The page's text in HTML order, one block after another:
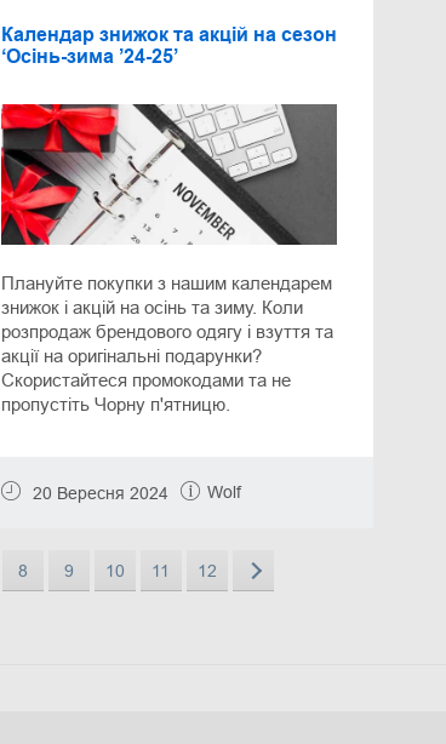
Календар знижок та акцій на сезон
‘Осінь-зима ’24-25’
Плануйте покупки з нашим календарем
знижок і акцій на осінь та зиму. Коли
розпродаж брендового одягу і взуття та
акції на оригінальні подарунки?
Скористайтеся промокодами та не
пропустіть Чорну п'ятницю.
20 Вересня 2024 Wolf
8 9 10 11 12